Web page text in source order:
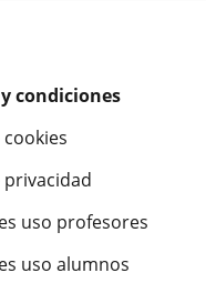
condiciones
uso profesores
uso alumnos